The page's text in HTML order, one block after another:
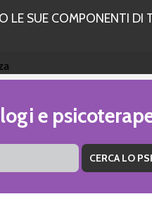
LE SUE COMPONENTI DI
e